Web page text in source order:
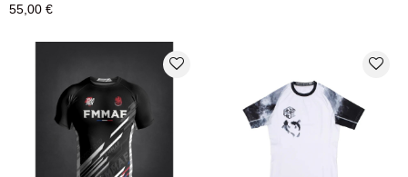
55,00 €
favorite_border favorite_border